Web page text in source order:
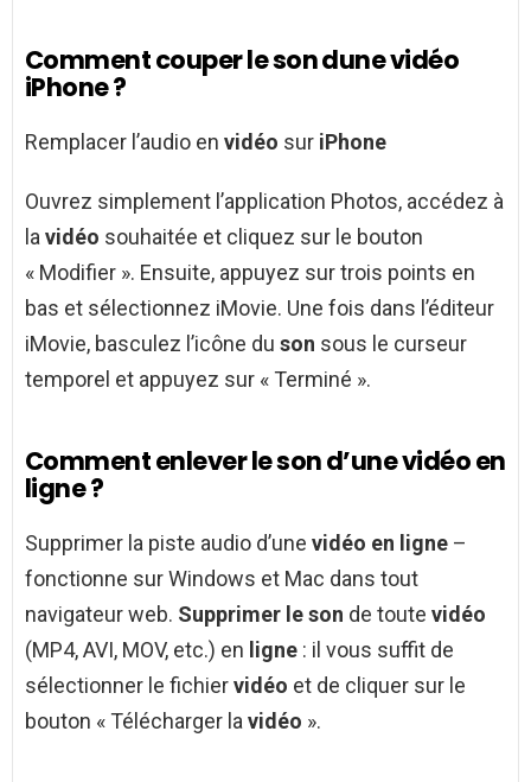
Comment couper le son dune vidéo
iPhone ?
Remplacer l’audio en vidéo sur iPhone
Ouvrez simplement l’application Photos, accédez à
la vidéo souhaitée et cliquez sur le bouton
« Modifier ». Ensuite, appuyez sur trois points en
bas et sélectionnez iMovie. Une fois dans l’éditeur
iMovie, basculez l’icône du son sous le curseur
temporel et appuyez sur « Terminé ».
Comment enlever le son d’une vidéo en
ligne ?
Supprimer la piste audio d’une vidéo en ligne –
fonctionne sur Windows et Mac dans tout
navigateur web. Supprimer le son de toute vidéo
(MP4, AVI, MOV, etc.) en ligne : il vous suffit de
sélectionner le fichiervidéo et de cliquer sur le
bouton « Télécharger la vidéo ».